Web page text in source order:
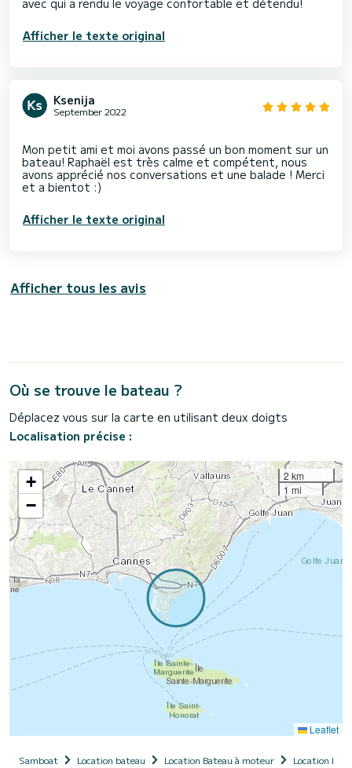
Afficher le texte original
Ksenija
September 2022
Mon petit ami et moi avons passé un bon moment sur un
bateau! Raphaël est très calme et compétent, nous
avons apprécié nos conversations et une balade ! Merci
Afficher le texte original
Afficher tous les avis
Où se trouve le bateau ?
Déplacez vous sur la carte en utilisant deux doigts
Localisation précise :
+
−
2 km
1 mi
Leaflet
Samboat Location bateau Location Bateau à moteur Location